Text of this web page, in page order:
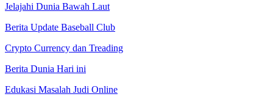
Jelajahi Dunia Bawah Laut
Berita Update Baseball Club
Crypto Currency dan Treading
Berita Dunia Hari ini
Edukasi Masalah Judi Online